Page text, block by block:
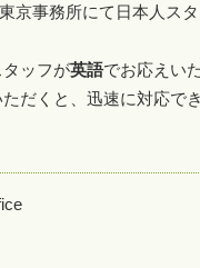
京事務所にて日本人ス
ッフが英語でお応えい
だくと、迅速に対応でき